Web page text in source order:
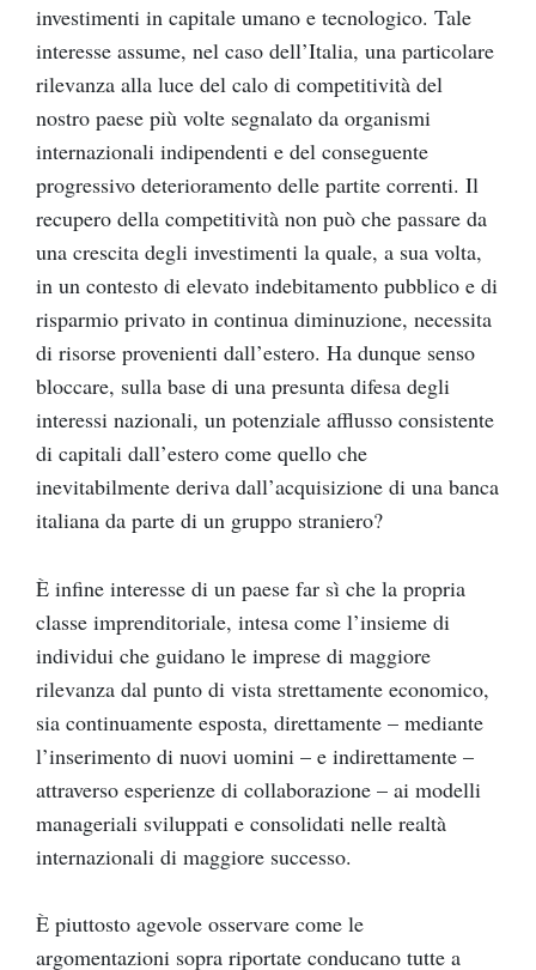
investimenti in capitale umano e tecnologico. Tale
interesse assume, nel caso dell’Italia, una particolare
rilevanza alla luce del calo di competitività del
nostro paese più volte segnalato da organismi
internazionali indipendenti e del conseguente
progressivo deterioramento delle partite correnti. Il
recupero della competitività non può che passare da
una crescita degli investimenti la quale, a sua volta,
in un contesto di elevato indebitamento pubblico e di
risparmio privato in continua diminuzione, necessita
di risorse provenienti dall’estero. Ha dunque senso
bloccare, sulla base di una presunta difesa degli
interessi nazionali, un potenziale afflusso consistente
di capitali dall’estero come quello che
inevitabilmente deriva dall’acquisizione di una banca
italiana da parte di un gruppo straniero?
È infine interesse di un paese far sì che la propria
classe imprenditoriale, intesa come l’insieme di
individui che guidano le imprese di maggiore
rilevanza dal punto di vista strettamente economico,
sia continuamente esposta, direttamente – mediante
l’inserimento di nuovi uomini – e indirettamente –
attraverso esperienze di collaborazione – ai modelli
manageriali sviluppati e consolidati nelle realtà
internazionali di maggiore successo.
È piuttosto agevole osservare come le
argomentazioni sopra riportate conducano tutte a